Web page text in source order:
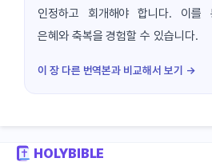
인정하고 회개해야 합니다. 이를
은혜와 축복을 경험할 수 있습니다.
이 장 다른 번역본과 비교해서 보기 →
HOLYBIBLE